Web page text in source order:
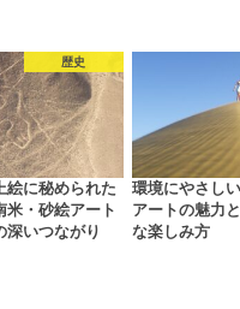
歴史
絵に秘められた
米・砂絵アート
深いつながり
環境にやさし
アートの魅力
な楽しみ方